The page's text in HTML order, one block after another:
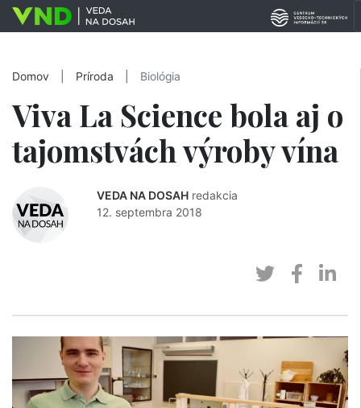
Domov Príroda Biológia
Viva La Science bola aj o
tajomstvách výroby vína
VEDA NA DOSAH redakcia
12. septembra 2018